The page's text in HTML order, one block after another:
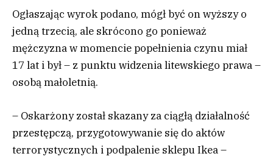
Ogłaszając wyrok podano, mógł być on wyższy o
jedną trzecią, ale skrócono go ponieważ
mężczyzna w momencie popełnienia czynu miał
17 lat i był – z punktu widzenia litewskiego prawa –
osobą małoletnią.
– Oskarżony został skazany za ciągłą działalność
przestępczą, przygotowywanie się do aktów
terrorystycznych i podpalenie sklepu Ikea –